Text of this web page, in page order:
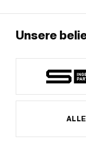
Unsere
ALLE